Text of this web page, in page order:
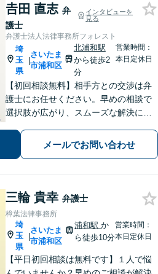
𠮷田 直志 弁
護士
インタビューを
見る
弁護士法人法律事務所フォレスト
埼
玉
県
|
さいたま
市浦和区
北浦和駅
から徒歩2
分
営業時間：
本日定休日
【初回相談無料】相手方との交渉は弁
護士にお任せください。早めの相談で
選択肢が広がり、スムーズな解決につ
豊富】【示談成功・不起訴獲得の実績
豊富】あなたの権利を守り、最善の結
メールでお問い合わせ
三輪 貴幸 弁護士
樟葉法律事務所
埼
玉
県
|
さいたま
市浦和区
浦和駅か
ら徒歩10分
営業時間：
本日定休日
【平日初回相談は無料です】１人で悩